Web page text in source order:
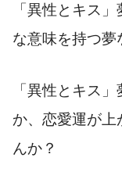
「異性とキス
な意味を持つ夢
「異性とキス
か、恋愛運が上
んか？